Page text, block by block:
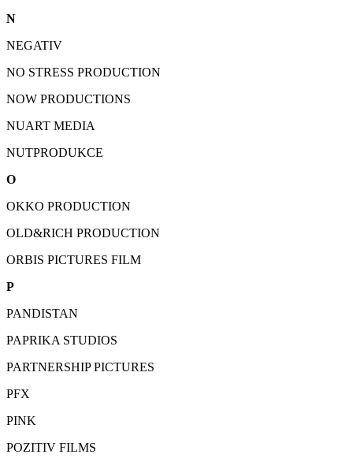
N
NEGATIV
NO STRESS PRODUCTION
NOW PRODUCTIONS
NUART MEDIA
NUTPRODUKCE
O
OKKO PRODUCTION
OLD&RICH PRODUCTION
ORBIS PICTURES FILM
P
PANDISTAN
PAPRIKA STUDIOS
PARTNERSHIP PICTURES
PFX
PINK
POZITIV FILMS